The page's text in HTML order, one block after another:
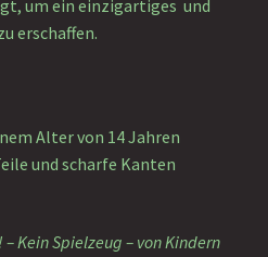
um ein einzigartiges und
erschaffen.
Alter von 14 Jahren
und scharfe Kanten
Kein Spielzeug – von Kindern